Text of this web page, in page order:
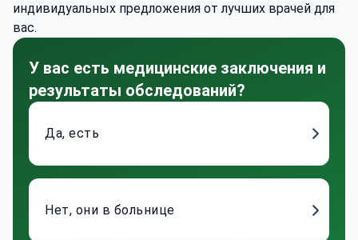
индивидуальных предложения от лучших врачей для
вас.
У вас есть медицинские заключения и
результаты обследований?
Да, есть
Нет, они в больнице